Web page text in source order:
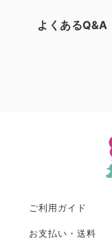
よくあるQ&A
フ
ご利用ガイド
お支払い・送料